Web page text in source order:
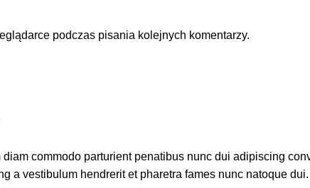
podczas pisania kolejnych komentarzy.
commodo parturient penatibus nunc dui adipiscing
a vestibulum hendrerit et pharetra fames nunc natoque dui.